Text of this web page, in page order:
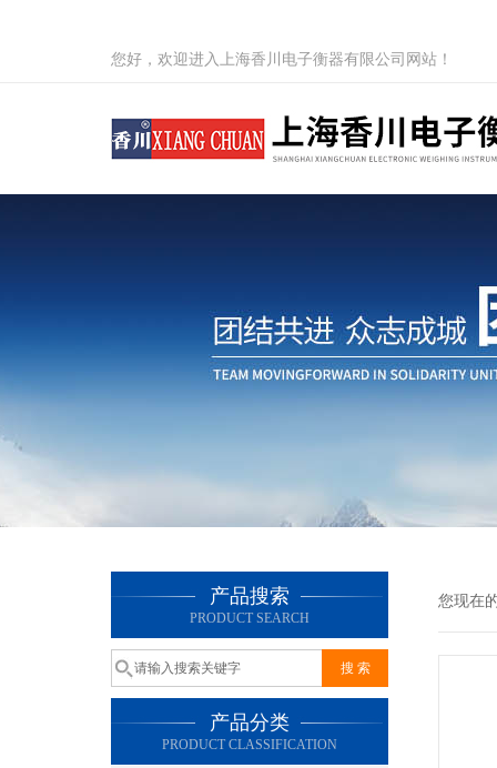
您好，欢迎进入上海香川电子衡器有限公司网站！
产品搜索
PRODUCT SEARCH
产品分类
PRODUCT CLASSIFICATION
您现在